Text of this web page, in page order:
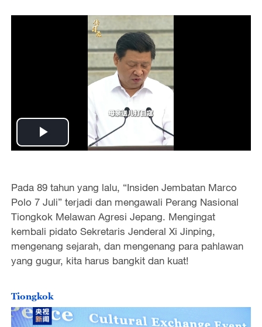
P
a
y
V
d
Pada 89 tahun yang lalu, “Insiden Jembatan Marco
Polo 7 Juli” terjadi dan mengawali Perang Nasional
Tiongkok Melawan Agresi Jepang. Mengingat
kembali pidato Sekretaris Jenderal Xi Jinping,
mengenang sejarah, dan mengenang para pahlawan
yang gugur, kita harus bangkit dan kuat!
Tiongkok